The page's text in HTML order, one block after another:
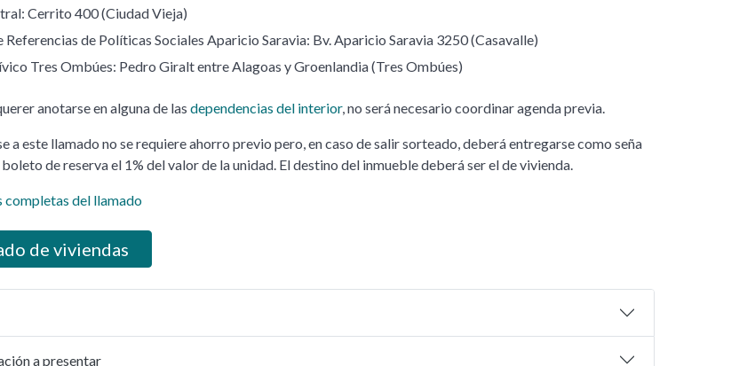
Cerrito 400 (Ciudad Vieja)
Referencias de Políticas Sociales Aparicio Saravia: Bv. Aparicio Saravia 3250 (Casavalle)
Tres Ombúes: Pedro Giralt entre Alagoas y Groenlandia (Tres Ombúes)
anotarse en alguna de lasdependencias del interior, no será necesario coordinar agenda previa.
a este llamado no se requiere ahorro previo pero, en caso de salir sorteado, deberá entregarse como seña
de reserva el 1% del valor de la unidad. El destino del inmueble deberá ser el de vivienda.
completas del llamado
de viviendas
a presentar